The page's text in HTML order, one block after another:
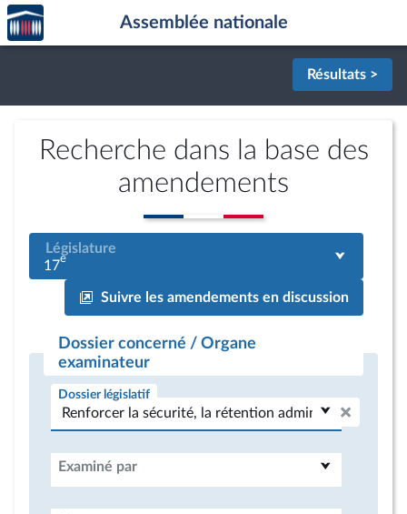
Aller au contenu
Aller en bas de la page
Accèder
à la
page
Assemblée nationale
Résultats >
Recherche dans la base des
amendements
Législature
17e
Suivre les amendements en discussion
Dossier concerné / Organe
examinateur
Dossier législatif
Examiné par